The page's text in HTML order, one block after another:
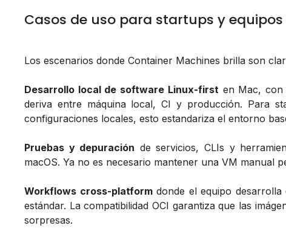
Casos de uso para startups y
Los escenarios donde Container Machines brilla son
Desarrollo local de software Linux-first en Mac, con
deriva entre máquina local, CI y producción. Para
configuraciones locales, esto estandariza el entorno
Pruebas y depuración de servicios, CLIs y
macOS. Ya no es necesario mantener una VM manual
Workflows cross-platformdonde el equipo desarrolla
estándar. La compatibilidad OCI garantiza que las
sorpresas.